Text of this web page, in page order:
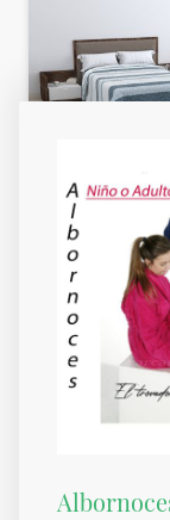
Colcha